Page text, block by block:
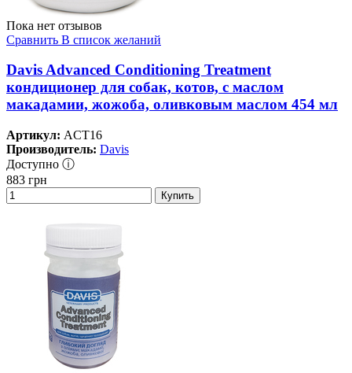
Пока нет отзывов
Сравнить В список желаний
Davis Advanced Conditioning Treatment
кондиционер для собак, котов, с маслом
макадамии, жожоба, оливковым маслом 454 мл
Артикул: ACT16
Производитель: Davis
Доступно ⓘ
883 грн
Купить